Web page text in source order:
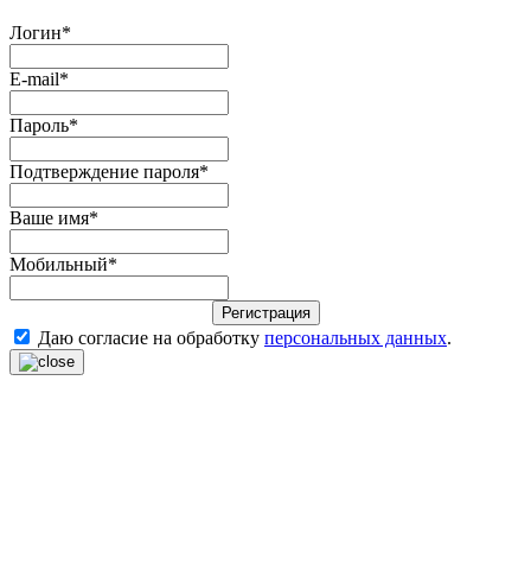
Логин*
E-mail*
Пароль*
Подтверждение пароля*
Ваше имя*
Мобильный*
Регистрация
Даю согласие на обработку персональных данных.